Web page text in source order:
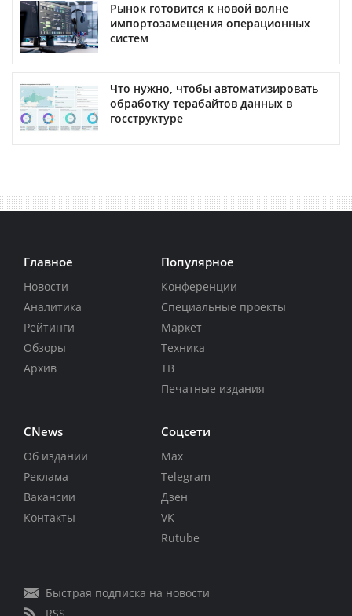
Рынок готовится к новой волне
импортозамещения операционных
систем
Что нужно, чтобы автоматизировать
обработку терабайтов данных в
госструктуре
Главное
Новости
Аналитика
Рейтинги
Обзоры
Архив
Популярное
Конференции
Специальные проекты
Маркет
Техника
ТВ
Печатные издания
CNews
Об издании
Реклама
Вакансии
Контакты
Соцсети
Max
Telegram
Дзен
VK
Rutube
Быстрая подписка на новости